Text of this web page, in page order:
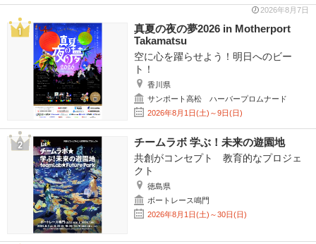
2026年8月7日
真夏の夜の夢2026 in Motherport
Takamatsu
空に心を躍らせよう！明日へのビー
ト！
香川県
サンポート高松 ハーバープロムナード
2026年8月1日(土)～9日(日)
チームラボ 学ぶ！未来の遊園地
共創がコンセプト 教育的なプロジェ
クト
徳島県
ボートレース鳴門
2026年8月1日(土)～30日(日)